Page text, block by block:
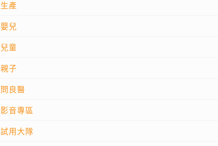
生產
嬰兒
兒童
親子
問良醫
影音專區
試用大隊